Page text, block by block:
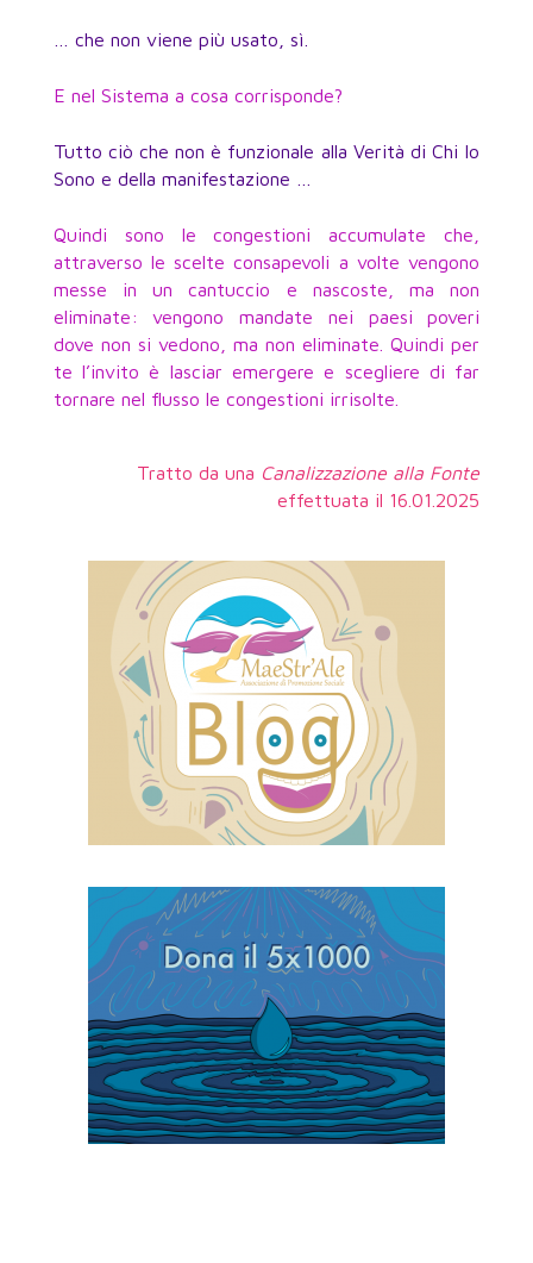
… che non viene più usato, sì.
E nel Sistema a cosa corrisponde?
Tutto ciò che non è funzionale alla Verità di Chi Io
Sono e della manifestazione …
Quindi sono le congestioni accumulate che,
attraverso le scelte consapevoli a volte vengono
messe in un cantuccio e nascoste, ma non
eliminate: vengono mandate nei paesi poveri
dove non si vedono, ma non eliminate. Quindi per
te l’invito è lasciar emergere e scegliere di far
tornare nel flusso le congestioni irrisolte.
Tratto da una Canalizzazione alla Fonte
effettuata il 16.01.2025